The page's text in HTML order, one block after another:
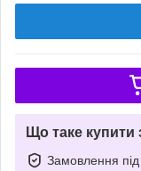
Що таке купити
Замовлення